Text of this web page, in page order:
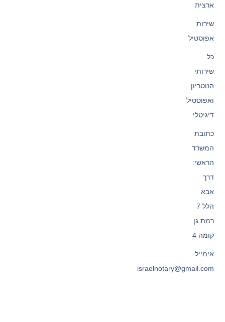
ארצית
שירות
אפוסטיל
כל
שירותי
הנוטריון
ואפוסטיל
דיגיטלי
כתובת
המשרד
הראשי:
דרך
אבא
הלל 7
רמת גן
קומה 4
אימייל :
israelnotary@gmail.com